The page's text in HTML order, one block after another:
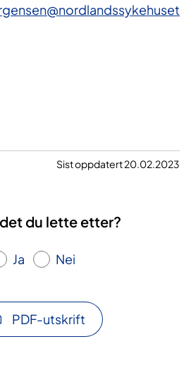
Sist oppdatert 20.02.2023
du lette etter?
Ja Nei
PDF-utskrift